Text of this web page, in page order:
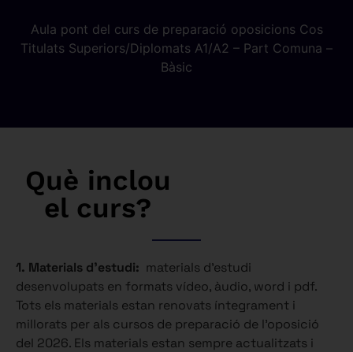
Aula pont del curs de preparació oposicions Cos
Titulats Superiors/Diplomats A1/A2 – Part Comuna –
Bàsic
Què inclou
el curs?
1. Materials d’estudi: materials d’estudi
desenvolupats en formats vídeo, àudio, word i pdf.
Tots els materials estan renovats íntegrament i
millorats per als cursos de preparació de l’oposició
del 2026. Els materials estan sempre actualitzats i